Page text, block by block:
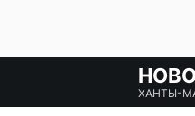
ХАНТЫ-